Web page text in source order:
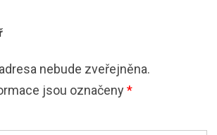
nebude zveřejněna.
jsou označeny*